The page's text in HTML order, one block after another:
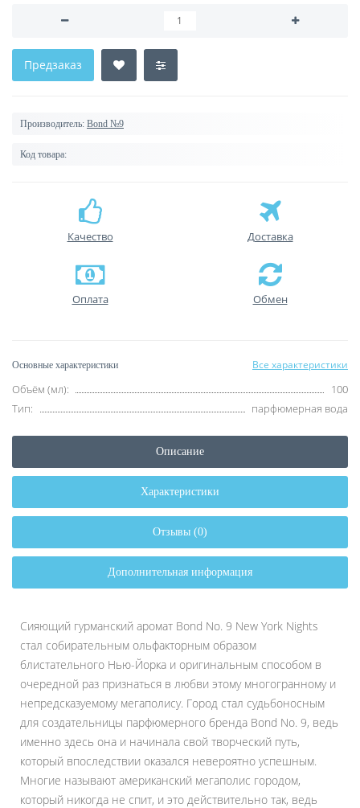
Предзаказ
Производитель: Bond №9
Код товара:
Качество Доставка
Оплата Обмен
Основные характеристики Все характеристики
Объём (мл):
100
Тип:
парфюмерная вода
Описание
Характеристики
Отзывы (0)
Дополнительная информация
Сияющий гурманский аромат Bond No. 9 New York Nights
стал собирательным ольфакторным образом
блистательного Нью-Йорка и оригинальным способом в
очередной раз признаться в любви этому многогранному и
непредсказуемому мегаполису. Город стал судьбоносным
для создательницы парфюмерного бренда Bond No. 9, ведь
именно здесь она и начинала свой творческий путь,
который впоследствии оказался невероятно успешным.
Многие называют американский мегаполис городом,
который никогда не спит, и это действительно так, ведь